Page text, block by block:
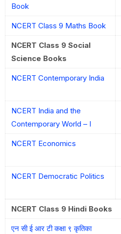
Book
NCERT Class 9 Maths Book
NCERT Class 9 Social
Science Books
NCERT Contemporary India
NCERT India and the
Contemporary World – I
NCERT Economics
NCERT Democratic Politics
NCERT Class 9 Hindi Books
एन सी ई आर टी कक्षा ९ कृतिका